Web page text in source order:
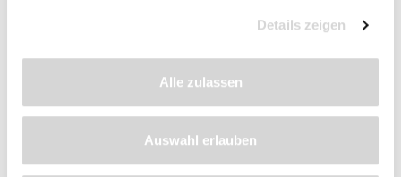
Details zeigen
Alle zulassen
Auswahl erlauben
Richtiger Transformator wählen
Die Gesamtleistung der gewählten Beleuchtung
bestimmt die Leistung des Transformators. Addieren